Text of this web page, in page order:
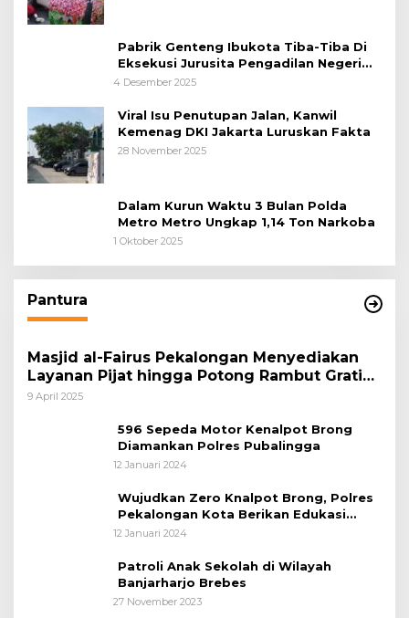
Pabrik Genteng Ibukota Tiba-Tiba Di
Eksekusi Jurusita Pengadilan Negeri
Tangerang, Diduga Cacat Hukum Sejak
4 Desember 2025
Viral Isu Penutupan Jalan, Kanwil
Kemenag DKI Jakarta Luruskan Fakta
28 November 2025
Dalam Kurun Waktu 3 Bulan Polda
Metro Metro Ungkap 1,14 Ton Narkoba
1 Oktober 2025
Pantura
Masjid al-Fairus Pekalongan Menyediakan
Layanan Pijat hingga Potong Rambut Gratis
bagi Pemudik Lebaran 2025
9 April 2025
596 Sepeda Motor Kenalpot Brong
Diamankan Polres Pubalingga
12 Januari 2024
Wujudkan Zero Knalpot Brong, Polres
Pekalongan Kota Berikan Edukasi
Kepada Pelajar
12 Januari 2024
Patroli Anak Sekolah di Wilayah
Banjarharjo Brebes
27 November 2023